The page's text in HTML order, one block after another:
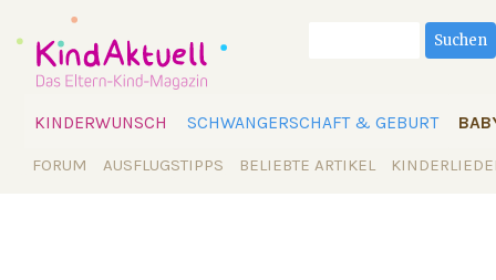
überspringen
KINDERWUNSCH SCHWANGERSCHAFT & GEBURT
Navigation
FORUM AUSFLUGSTIPPS BELIEBTE ARTIKEL
Suchen